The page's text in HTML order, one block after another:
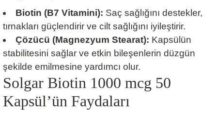
Biotin (B7 Vitamini): Saç sağlığını destekler,
tırnakları güçlendirir ve cilt sağlığını iyileştirir.
Çözücü (Magnezyum Stearat): Kapsülün
stabilitesini sağlar ve etkin bileşenlerin düzgün
şekilde emilmesine yardımcı olur.
Solgar Biotin 1000 mcg 50
Kapsül’ün Faydaları